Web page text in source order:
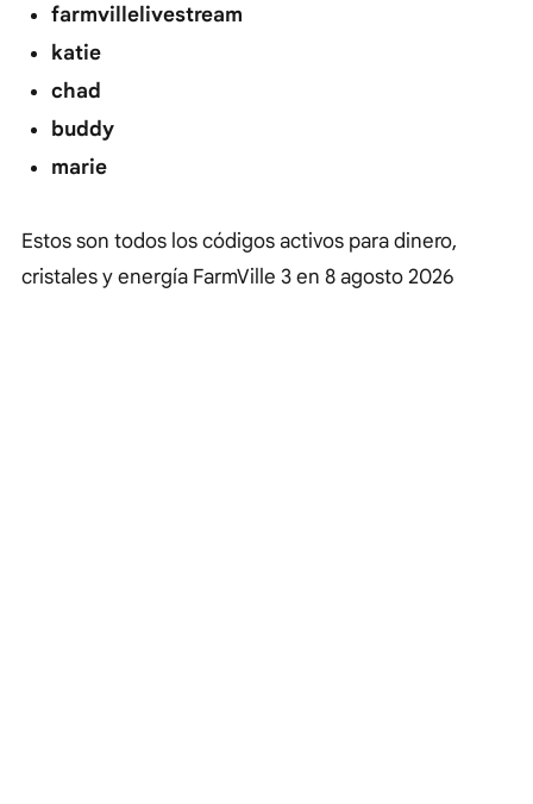
farmvillelivestream
katie
chad
buddy
marie
Estos son todos los códigos activos para dinero,
cristales y energía FarmVille 3 en 8 agosto 2026